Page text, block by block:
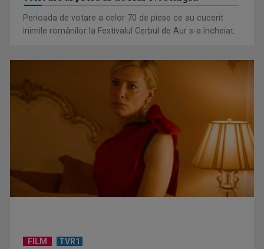
Federația SANITAS suspendă temporar greva generală din
sistemul sanitar
Perioada de votare a celor 70 de piese ce au cucerit
inimile românilor la Festivalul Cerbul de Aur s-a încheiat.
FILM TVR1